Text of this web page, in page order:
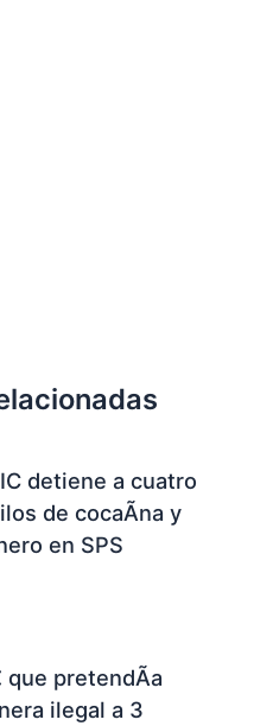
detiene a cuatro
de cocaÃ­na y
en SPS
que pretendÃ­a
ilegal a 3